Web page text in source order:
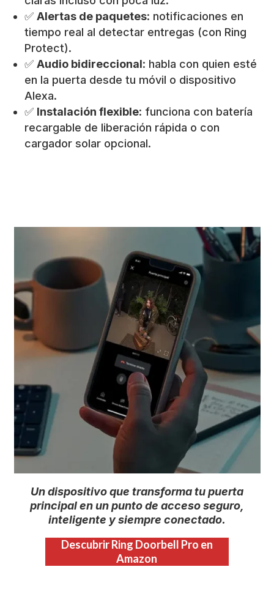
✅Alertas de paquetes: notificaciones en
tiempo real al detectar entregas (con Ring
Protect).
✅Audio bidireccional: habla con quien esté
en la puerta desde tu móvil o dispositivo
Alexa.
✅ Instalación flexible: funciona con batería
recargable de liberación rápida o con
cargador solar opcional.
Un dispositivo que transforma tu puerta
principal en un punto de acceso seguro,
inteligente y siempre conectado.
Descubrir Ring Doorbell Pro en
Amazon